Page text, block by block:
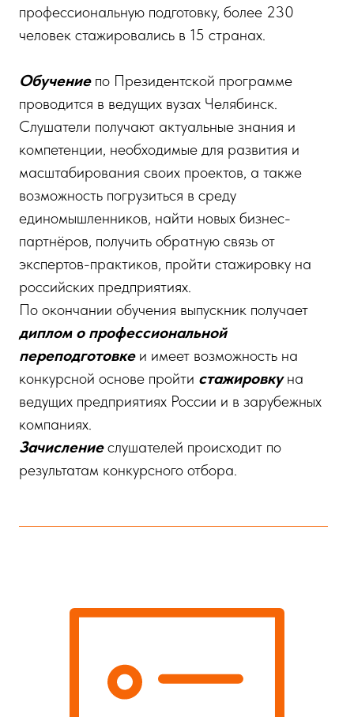
профессиональную подготовку, более 230
человек стажировались в 15 странах.
Обучениепо Президентской программе
проводится в ведущих вузах Челябинск.
Слушатели получают актуальные знания и
компетенции, необходимые для развития и
масштабирования своих проектов, а также
возможность погрузиться в среду
единомышленников, найти новых бизнес-
партнёров, получить обратную связь от
экспертов-практиков, пройти стажировку на
российских предприятиях.
По окончании обучения выпускник получает
диплом о профессиональной
переподготовкеи имеет возможность на
конкурсной основе пройти стажировкуна
ведущих предприятиях России и в зарубежных
компаниях.
Зачислениеслушателей происходит по
результатам конкурсного отбора.